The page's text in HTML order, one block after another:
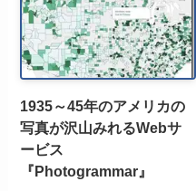
1935～45年のアメリカの
写真が沢山みれるWebサ
ービス
『Photogrammar』